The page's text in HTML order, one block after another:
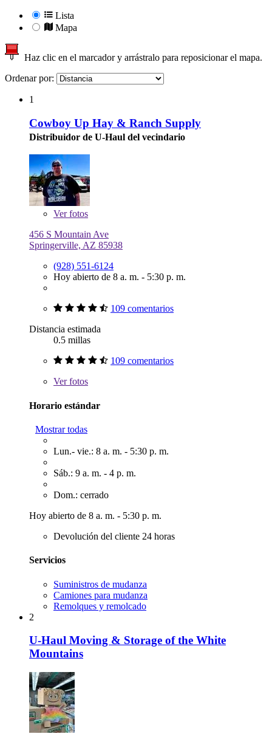
Lista
Mapa
Haz clic en el marcador y arrástralo para reposicionar el mapa.
Ordenar por:
1
Cowboy Up Hay & Ranch Supply
Distribuidor de U-Haul del vecindario
Verfotos
456 S Mountain Ave
Springerville, AZ 85938
(928) 551-6124
Hoy abierto de 8 a. m. - 5:30 p. m.
109 comentarios
Distancia estimada
0.5 millas
109 comentarios
Verfotos
Horario estándar
Mostrar todas
Lun.- vie.: 8 a. m. - 5:30 p. m.
Sáb.: 9 a. m. - 4 p. m.
Dom.: cerrado
Hoy abierto de 8 a. m. - 5:30 p. m.
Devolución del cliente 24 horas
Servicios
Suministros de mudanza
Camiones para mudanza
Remolques y remolcado
2
U-Haul Moving & Storage of the White
Mountains